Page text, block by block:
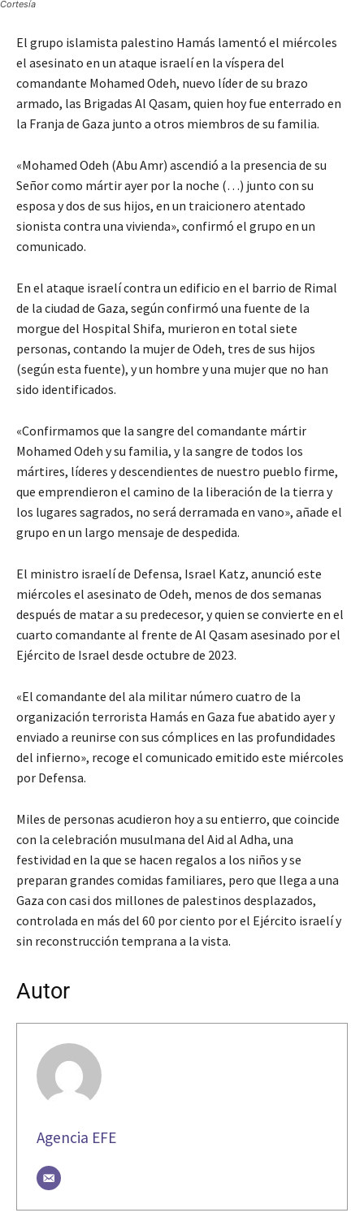
Cortesía
El grupo islamista palestino Hamás lamentó el miércoles
el asesinato en un ataque israelí en la víspera del
comandante Mohamed Odeh, nuevo líder de su brazo
armado, las Brigadas Al Qasam, quien hoy fue enterrado en
la Franja de Gaza junto a otros miembros de su familia.
«Mohamed Odeh (Abu Amr) ascendió a la presencia de su
Señor como mártir ayer por la noche (…) junto con su
esposa y dos de sus hijos, en un traicionero atentado
sionista contra una vivienda», confirmó el grupo en un
comunicado.
En el ataque israelí contra un edificio en el barrio de Rimal
de la ciudad de Gaza, según confirmó una fuente de la
morgue del Hospital Shifa, murieron en total siete
personas, contando la mujer de Odeh, tres de sus hijos
(según esta fuente), y un hombre y una mujer que no han
sido identificados.
«Confirmamos que la sangre del comandante mártir
Mohamed Odeh y su familia, y la sangre de todos los
mártires, líderes y descendientes de nuestro pueblo firme,
que emprendieron el camino de la liberación de la tierra y
los lugares sagrados, no será derramada en vano», añade el
grupo en un largo mensaje de despedida.
El ministro israelí de Defensa, Israel Katz, anunció este
miércoles el asesinato de Odeh, menos de dos semanas
después de matar a su predecesor, y quien se convierte en el
cuarto comandante al frente de Al Qasam asesinado por el
Ejército de Israel desde octubre de 2023.
«El comandante del ala militar número cuatro de la
organización terrorista Hamás en Gaza fue abatido ayer y
enviado a reunirse con sus cómplices en las profundidades
del infierno», recoge el comunicado emitido este miércoles
por Defensa.
Miles de personas acudieron hoy a su entierro, que coincide
con la celebración musulmana del Aid al Adha, una
festividad en la que se hacen regalos a los niños y se
preparan grandes comidas familiares, pero que llega a una
Gaza con casi dos millones de palestinos desplazados,
controlada en más del 60 por ciento por el Ejército israelí y
sin reconstrucción temprana a la vista.
Autor
Agencia EFE